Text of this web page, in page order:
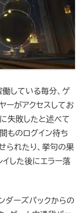
している毎分、ゲ
ーがアクセスしてお
失敗したと述べて
ものログイン待ち
られたり、挙句の果
イした後にエラー落
ダーズパックからの